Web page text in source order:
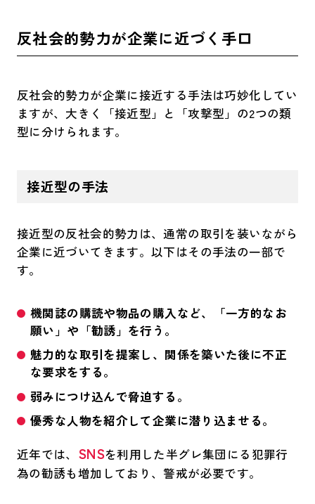
反社会的勢力が企業に近づく手口
反社会的勢力が企業に接近する手法は巧妙化してい
ますが、大きく「接近型」と「攻撃型」の2つの類
型に分けられます。
接近型の手法
接近型の反社会的勢力は、通常の取引を装いながら
企業に近づいてきます。以下はその手法の一部で
す。
機関誌の購読や物品の購入など、「一方的なお
願い」や「勧誘」を行う。
魅力的な取引を提案し、関係を築いた後に不正
な要求をする。
弱みにつけ込んで脅迫する。
優秀な人物を紹介して企業に潜り込ませる。
近年では、 SNSを利用した半グレ集団にる犯罪行
為の勧誘も増加しており、警戒が必要です。